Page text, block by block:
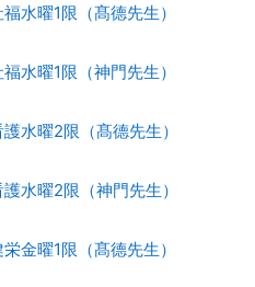
水曜1限（髙德先生）
水曜1限（神門先生）
水曜2限（髙德先生）
水曜2限（神門先生）
金曜1限（髙德先生）